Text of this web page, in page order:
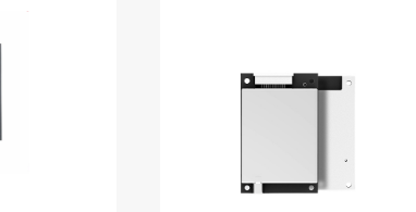
la nueva gama AX'Up
sencillez, versatilidad: nuestros tres
laboral diaria. ¡Explore la gama ahora!